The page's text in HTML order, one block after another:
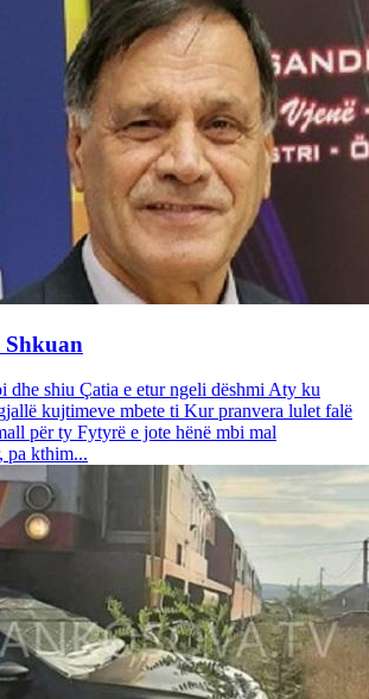
dhe shiu Çatia e etur ngeli dëshmi Aty ku
kujtimeve mbete ti Kur pranvera lulet falë
për ty Fytyrë e jote hënë mbi mal
pa kthim...